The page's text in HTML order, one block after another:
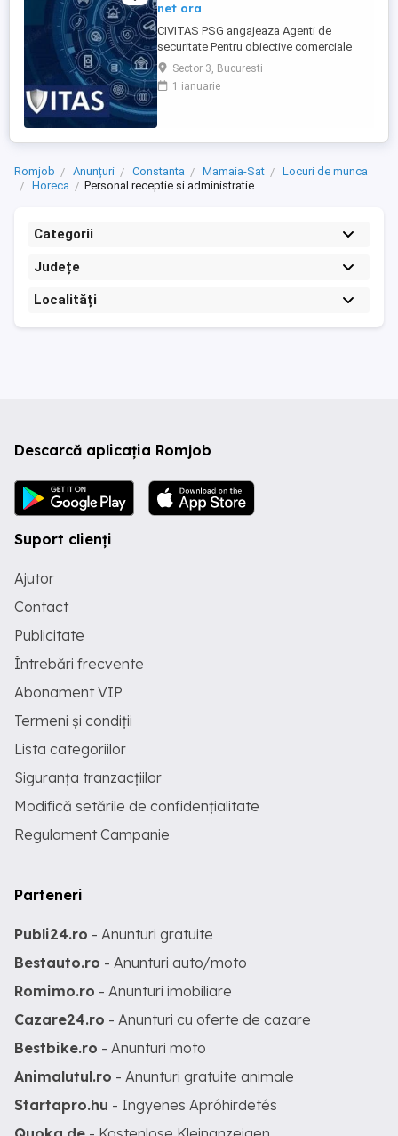
net ora
CIVITAS PSG angajeaza Agenti de
securitate Pentru obiective comerciale
(magazine de haine din mall-urile din
Bucuresti) CONTACT: apel la numarul din
anunt Locatia: Park Lake, metrou Dristor
Garantam Salariu, program, ...
Sector 3, Bucuresti
1 ianuarie
Romjob Anunțuri Constanta Mamaia-Sat
Locuri de munca
Horeca
Personal receptie si administratie
Categorii
Județe
Localități
Descarcă aplicația Romjob
Suport clienți
Ajutor
Contact
Publicitate
Întrebări frecvente
Abonament VIP
Termeni și condiții
Lista categoriilor
Siguranța tranzacțiilor
Modifică setările de confidențialitate
Regulament Campanie
Parteneri
Publi24.ro - Anunturi gratuite
Bestauto.ro - Anunturi auto/moto
Romimo.ro - Anunturi imobiliare
Cazare24.ro - Anunturi cu oferte de cazare
Bestbike.ro - Anunturi moto
Animalutul.ro - Anunturi gratuite animale
Startapro.hu - Ingyenes Apróhirdetés